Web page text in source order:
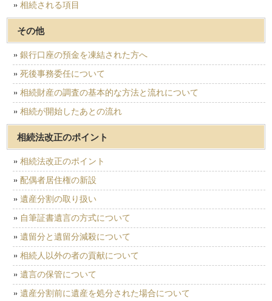
相続される項目
その他
銀行口座の預金を凍結された方へ
死後事務委任について
相続財産の調査の基本的な方法と流れについて
相続が開始したあとの流れ
相続法改正のポイント
相続法改正のポイント
配偶者居住権の新設
遺産分割の取り扱い
自筆証書遺言の方式について
遺留分と遺留分減殺について
相続人以外の者の貢献について
遺言の保管について
遺産分割前に遺産を処分された場合について